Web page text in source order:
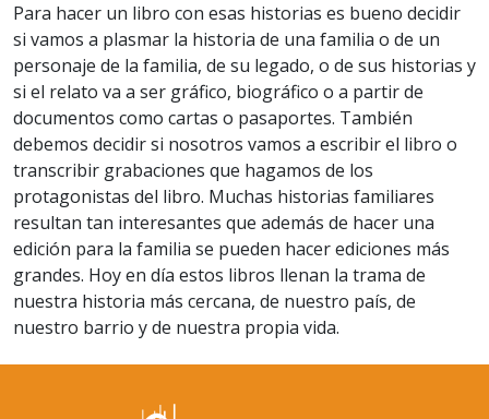
Para hacer un libro con esas historias es bueno decidir
si vamos a plasmar la historia de una familia o de un
personaje de la familia, de su legado, o de sus historias y
si el relato va a ser gráfico, biográfico o a partir de
documentos como cartas o pasaportes. También
debemos decidir si nosotros vamos a escribir el libro o
transcribir grabaciones que hagamos de los
protagonistas del libro. Muchas historias familiares
resultan tan interesantes que además de hacer una
edición para la familia se pueden hacer ediciones más
grandes. Hoy en día estos libros llenan la trama de
nuestra historia más cercana, de nuestro país, de
nuestro barrio y de nuestra propia vida.